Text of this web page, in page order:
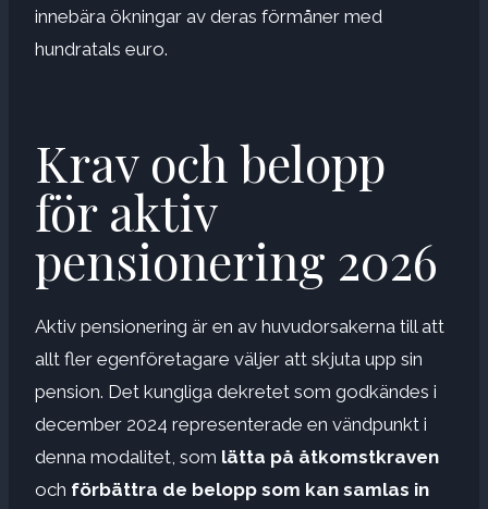
innebära ökningar av deras förmåner med
hundratals euro.
Krav och belopp
för aktiv
pensionering 2026
Aktiv pensionering är en av huvudorsakerna till att
allt fler egenföretagare väljer att skjuta upp sin
pension. Det kungliga dekretet som godkändes i
december 2024 representerade en vändpunkt i
denna modalitet, som lätta på åtkomstkraven
och förbättra de belopp som kan samlas in